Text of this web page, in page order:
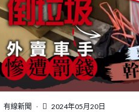
特區政府會繼續向中央提議及爭取
高內地訪港旅客免稅額。」
有線新聞 2024年05月20日